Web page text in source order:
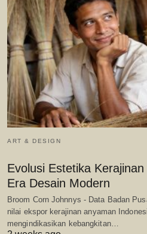
ART & DESIGN
Evolusi Estetika
Era Desain Modern
Broom Corn Johnnys - Data Badan
nilai ekspor kerajinan anyaman
mengindikasikan kebangkitan…